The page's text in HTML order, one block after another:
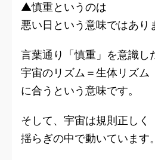
▲慎重というのは
悪い日という意味ではあり
言葉通り「慎重」を意識し
宇宙のリズム＝生体リズム
に合うという意味です。
そして、宇宙は規則正しく
揺らぎの中で動いています。